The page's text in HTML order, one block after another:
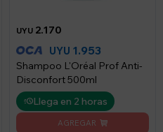
UYU 2.170
UYU 1.953
Shampoo L'Oréal Prof Anti-
Disconfort 500ml
Llega en 2 horas